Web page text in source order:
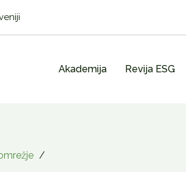
Akademija Revija ESG
/